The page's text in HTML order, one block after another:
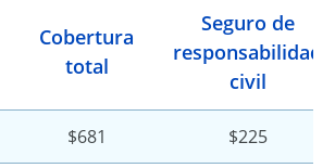
Cobertura
total
Seguro de
responsabilidad
civil
$681 $225